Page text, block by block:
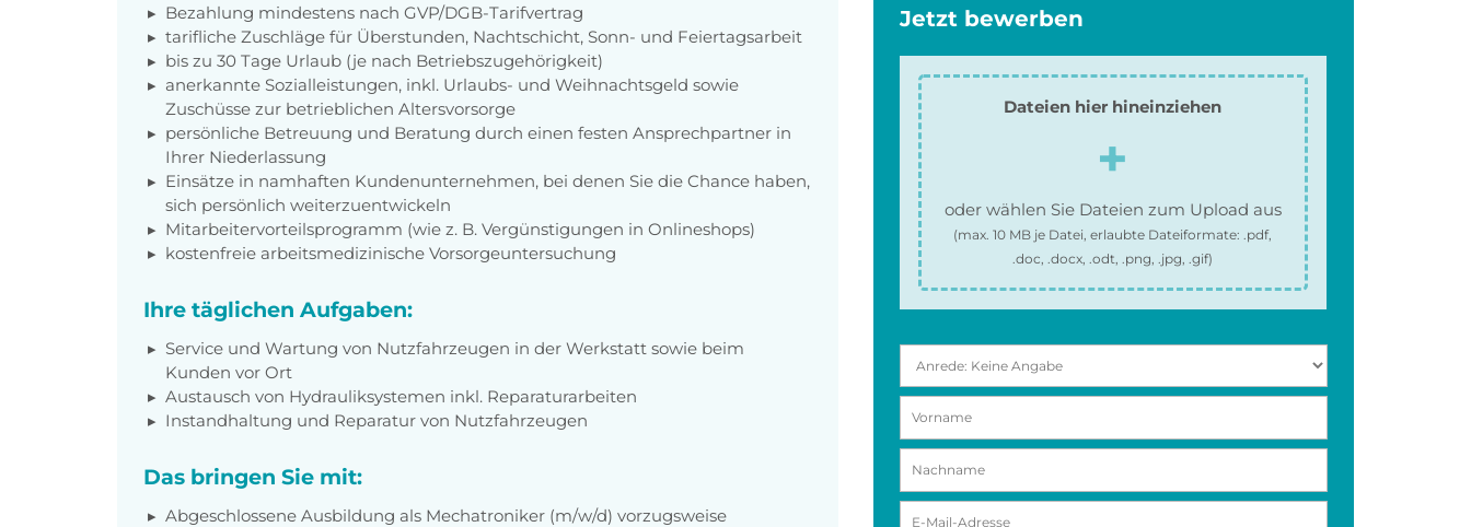
Bezahlung mindestens nach GVP/DGB-Tarifvertrag
tarifliche Zuschläge für Überstunden, Nachtschicht, Sonn- und Feiertagsarbeit
bis zu 30 Tage Urlaub (je nach Betriebszugehörigkeit)
anerkannte Sozialleistungen, inkl. Urlaubs- und Weihnachtsgeld sowie
Zuschüsse zur betrieblichen Altersvorsorge
persönliche Betreuung und Beratung durch einen festen Ansprechpartner in
Ihrer Niederlassung
Einsätze in namhaften Kundenunternehmen, bei denen Sie die Chance haben,
sich persönlich weiterzuentwickeln
Mitarbeitervorteilsprogramm (wie z. B. Vergünstigungen in Onlineshops)
kostenfreie arbeitsmedizinische Vorsorgeuntersuchung
Ihre täglichen Aufgaben:
Service und Wartung von Nutzfahrzeugen in der Werkstatt sowie beim
Kunden vor Ort
Austausch von Hydrauliksystemen inkl. Reparaturarbeiten
Instandhaltung und Reparatur von Nutzfahrzeugen
Das bringen Sie mit:
Abgeschlossene Ausbildung als Mechatroniker (m/w/d) vorzugsweise
Jetzt bewerben
Dateien hier hineinziehen
oder wählen Sie Dateien zum Upload aus
(max.10 MB je Datei, erlaubte Dateiformate:.pdf,
.doc, .docx, .odt, .png, .jpg, .gif)